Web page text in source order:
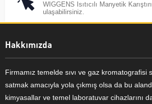
WIGGENS Isıtıcılı Manyetik
ulaşabilirsiniz.
Hakkımızda
Firmamız temelde sıvı ve gaz kromatografisi
satmak amacıyla yola çıkmış olsa da bu
kimyasallar ve temel laboratuvar cihazlarını